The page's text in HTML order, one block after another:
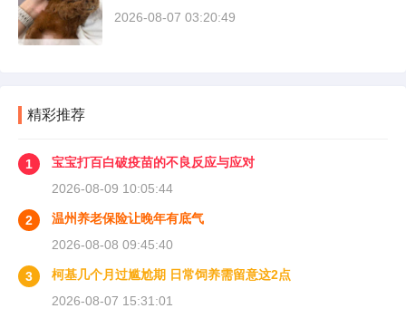
2026-08-07 03:20:49
精彩推荐
1
宝宝打百白破疫苗的不良反应与应对
2026-08-09 10:05:44
2
温州养老保险让晚年有底气
2026-08-08 09:45:40
3
柯基几个月过尴尬期 日常饲养需留意这2点
2026-08-07 15:31:01